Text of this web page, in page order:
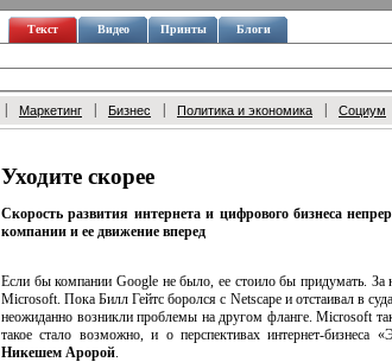
Текст Видео Принты Блоги
Маркетинг Бизнес Политика и экономика Социум
Уходите скорее
Скорость развития интернета и цифрового бизнеса
компании и ее движение вперед
Если бы компании Google не было, ее стоило бы придумать. За
Microsoft. Пока Билл Гейтс боролся с Netscape и отстаивал в
неожиданно возникли проблемы на другом фланге. Microsoft
такое стало возможно, и о перспективахинтернет-бизнеса
Никешем Аророй